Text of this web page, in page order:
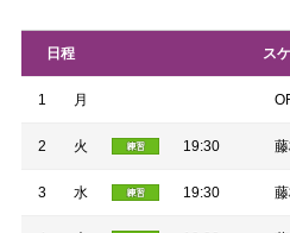
日程 ス
1 月
2 火 19:30
3 水 19:30